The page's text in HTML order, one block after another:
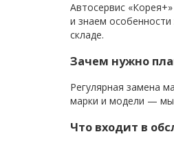
Автосервис
и знаем
складе.
Зачем нужно
Регулярная замена
марки и модели — мы
Что входит в